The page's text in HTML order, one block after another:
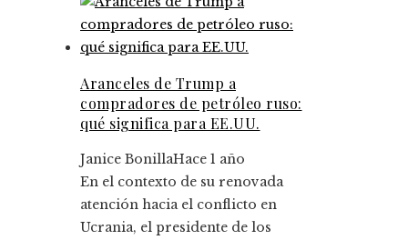
Aranceles de Trump a
compradores de petróleo ruso:
qué significa para EE.UU.
Janice BonillaHace 1 año
En el contexto de su renovada
atención hacia el conflicto en
Ucrania, el presidente de los